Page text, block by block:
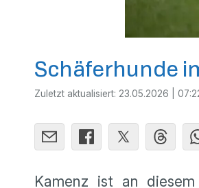
Schäferhunde
Zuletzt aktualisiert: 23.05.2026 |
Kamenz ist an